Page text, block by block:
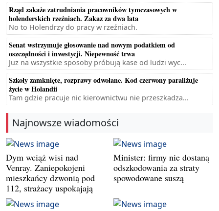
Rząd zakaże zatrudniania pracowników tymczasowych w
holenderskich rzeźniach. Zakaz za dwa lata
No to Holendrzy do pracy w rzeźniach.
Senat wstrzymuje głosowanie nad nowym podatkiem od
oszczędności i inwestycji. Niepewność trwa
Już na wszystkie sposoby próbują kase od ludzi wyc...
Szkoły zamknięte, rozprawy odwołane. Kod czerwony paraliżuje
życie w Holandii
Tam gdzie pracuje nic kierownictwu nie przeszkadza...
Najnowsze wiadomości
Dym wciąż wisi nad
Venray. Zaniepokojeni
mieszkańcy dzwonią pod
112, strażacy uspokajają
Minister: firmy nie dostaną
odszkodowania za straty
spowodowane suszą